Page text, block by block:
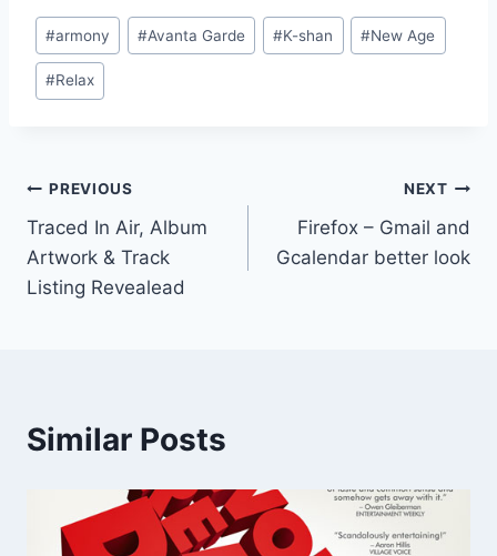
Post
Tags:
#armony #Avanta Garde #K-shan #New Age
#Relax
Post
navigation
PREVIOUS
Traced In Air, Album
Artwork & Track
Listing Revealead
NEXT
Firefox – Gmail and
Gcalendar better look
Similar Posts